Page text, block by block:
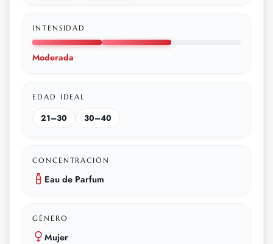
INTENSIDAD
Moderada
EDAD IDEAL
21–30 30–40
CONCENTRACIÓN
Eau de Parfum
GÉNERO
Mujer